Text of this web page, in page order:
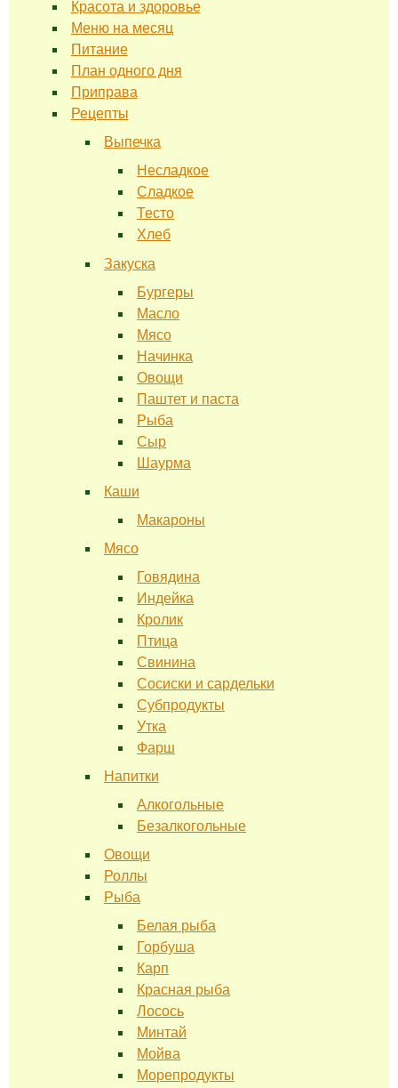
Красота и здоровье
Меню на месяц
Питание
План одного дня
Приправа
Рецепты
Выпечка
Несладкое
Сладкое
Тесто
Хлеб
Закуска
Бургеры
Масло
Мясо
Начинка
Овощи
Паштет и паста
Рыба
Сыр
Шаурма
Каши
Макароны
Мясо
Говядина
Индейка
Кролик
Птица
Свинина
Сосиски и сардельки
Субпродукты
Утка
Фарш
Напитки
Алкогольные
Безалкогольные
Овощи
Роллы
Рыба
Белая рыба
Горбуша
Карп
Красная рыба
Лосось
Минтай
Мойва
Морепродукты